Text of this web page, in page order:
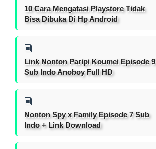
10 Cara Mengatasi Playstore Tidak
Bisa Dibuka Di Hp Android
Link Nonton Paripi Koumei Episode 9
Sub Indo Anoboy Full HD
Nonton Spy x Family Episode 7 Sub
Indo + Link Download